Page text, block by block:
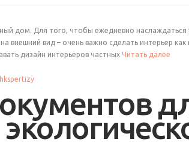
дом. Для того, чтобы ежедневно
внешний вид – очень важно сделать интерьер
дизайн интерьеров частных Читать далее